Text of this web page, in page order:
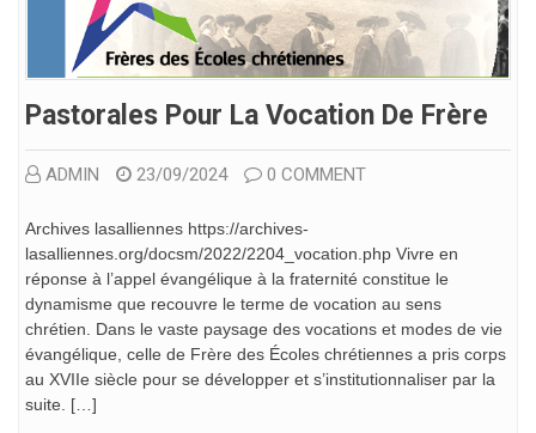
Pastorales Pour La Vocation De Frère
ADMIN 23/09/2024 0 COMMENT
Archives lasalliennes https://archives-
lasalliennes.org/docsm/2022/2204_vocation.php Vivre en
réponse à l’appel évangélique à la fraternité constitue le
dynamisme que recouvre le terme de vocation au sens
chrétien. Dans le vaste paysage des vocations et modes de vie
évangélique, celle de Frère des Écoles chrétiennes a pris corps
au XVIIe siècle pour se développer et s’institutionnaliser par la
suite. […]